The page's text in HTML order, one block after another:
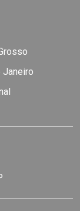
Janeiro